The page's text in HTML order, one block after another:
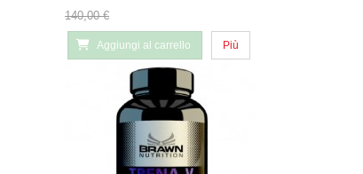
140,00 €
Aggiungi al carrello Più